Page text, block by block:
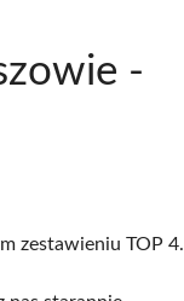
-
zestawieniu TOP 4.